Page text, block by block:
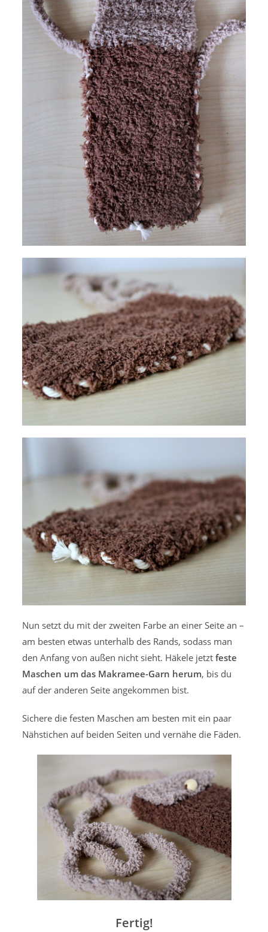
Nun setzt du mit der zweiten Farbe an einer Seite an –
am besten etwas unterhalb des Rands, sodass man
den Anfang von außen nicht sieht. Häkele jetztfeste
Maschen um das Makramee-Garn herum, bis du
auf der anderen Seite angekommen bist.
Sichere die festen Maschen am besten mit ein paar
Nähstichen auf beiden Seiten und vernähe die Fäden.
Fertig!